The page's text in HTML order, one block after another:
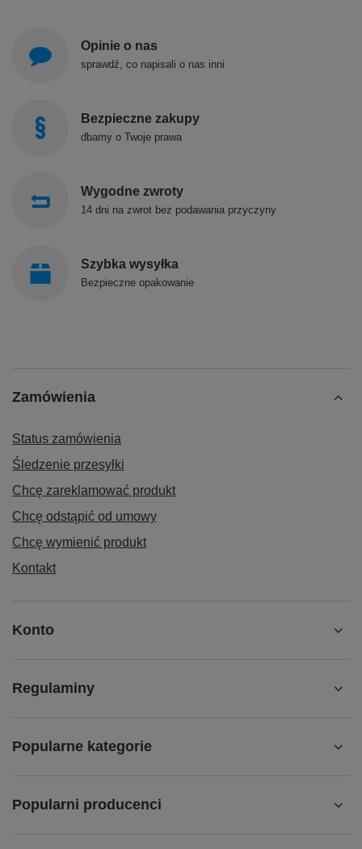
Opinie o nas
sprawdź, co napisali o nas inni
Bezpieczne zakupy
dbamy o Twoje prawa
Wygodne zwroty
14 dni na zwrot bez podawania przyczyny
Szybka wysyłka
Bezpieczne opakowanie
Zamówienia
Status zamówienia
Śledzenie przesyłki
Chcę zareklamować produkt
Chcę odstąpić od umowy
Chcę wymienić produkt
Kontakt
Konto
Regulaminy
Popularne kategorie
Popularni producenci